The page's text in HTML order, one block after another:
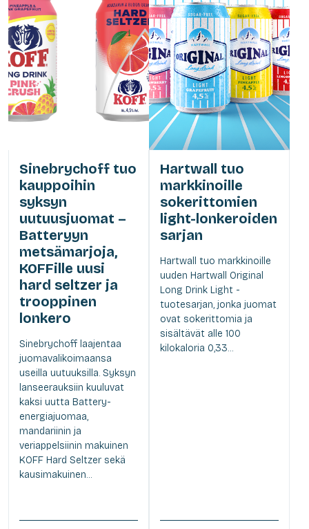
Sinebrychoff tuo
kauppoihin
syksyn
uutuusjuomat –
Batteryyn
metsämarjoja,
KOFFille uusi
hard seltzer ja
trooppinen
lonkero
Sinebrychoff laajentaa
juomavalikoimaansa
useilla uutuuksilla. Syksyn
lanseerauksiin kuuluvat
kaksi uutta Battery-
energiajuomaa,
mandariinin ja
veriappelsiinin makuinen
KOFF Hard Seltzer sekä
kausimakuinen...
Hartwall tuo
markkinoille
sokerittomien
light-lonkeroiden
sarjan
Hartwall tuo markkinoille
uuden Hartwall Original
Long Drink Light -
tuotesarjan, jonka juomat
ovat sokerittomia ja
sisältävät alle 100
kilokaloria 0,33...